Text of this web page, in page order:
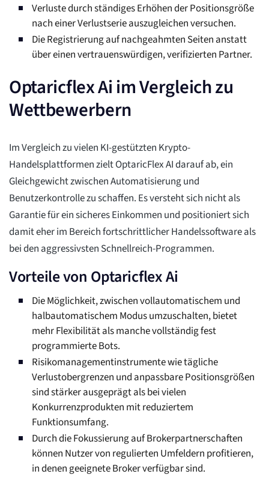
Verluste durch ständiges Erhöhen der Positionsgröße
nach einer Verlustserie auszugleichen versuchen.
Die Registrierung auf nachgeahmten Seiten anstatt
über einen vertrauenswürdigen, verifizierten Partner.
Optaricflex Ai im Vergleich zu
Wettbewerbern
Im Vergleich zu vielen KI-gestützten Krypto-
Handelsplattformen zielt OptaricFlex AI darauf ab, ein
Gleichgewicht zwischen Automatisierung und
Benutzerkontrolle zu schaffen. Es versteht sich nicht als
Garantie für ein sicheres Einkommen und positioniert sich
damit eher im Bereich fortschrittlicher Handelssoftware als
bei den aggressivsten Schnellreich-Programmen.
Vorteile von Optaricflex Ai
Die Möglichkeit, zwischen vollautomatischem und
halbautomatischem Modus umzuschalten, bietet
mehr Flexibilität als manche vollständig fest
programmierte Bots.
Risikomanagementinstrumente wie tägliche
Verlustobergrenzen und anpassbare Positionsgrößen
sind stärker ausgeprägt als bei vielen
Konkurrenzprodukten mit reduziertem
Funktionsumfang.
Durch die Fokussierung auf Brokerpartnerschaften
können Nutzer von regulierten Umfeldern profitieren,
in denen geeignete Broker verfügbar sind.